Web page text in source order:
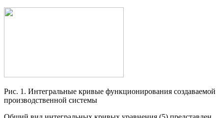
Рис. 1. Интегральные кривые функционирования создаваемой
производственной системы